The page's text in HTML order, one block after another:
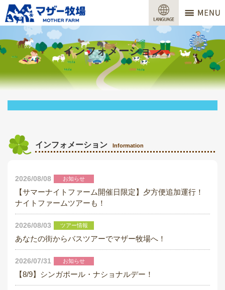
営業時間
料金
交通アクセス
サービスガイド
団体プラン
インフォメーション
インフォメーション Information
2026/08/08 お知らせ
【サマーナイトファーム開催日限定】夕方便追加運行！
ナイトファームツアーも！
2026/08/03 ツアー情報
あなたの街からバスツアーでマザー牧場へ！
2026/07/31 お知らせ
【8/9】シンガポール・ナショナルデー！